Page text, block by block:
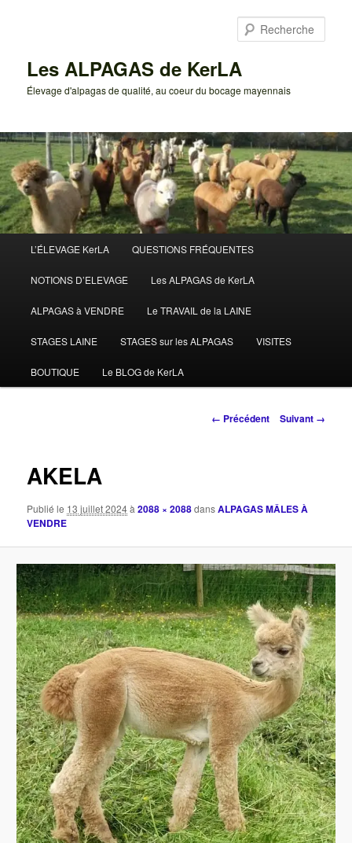
Les ALPAGAS de KerLA
Élevage d'alpagas de qualité, au coeur du bocage mayennais
principal
L’ÉLEVAGE KerLA QUESTIONS FRÉQUENTES
NOTIONS D’ELEVAGE Les ALPAGAS de KerLA
ALPAGAS à VENDRE Le TRAVAIL de la LAINE
STAGES LAINE STAGES sur les ALPAGAS VISITES
BOUTIQUE Le BLOG de KerLA
Navigation
← Précédent Suivant →
AKELA
Publié le 13 juillet 2024à2088 × 2088dansALPAGAS MÂLES À
VENDRE